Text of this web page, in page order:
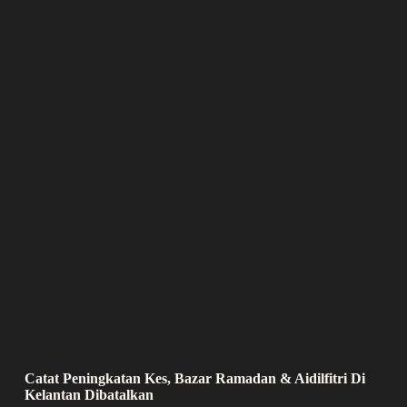
Catat Peningkatan Kes, Bazar Ramadan & Aidilfitri Di
Kelantan Dibatalkan